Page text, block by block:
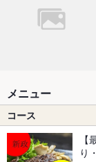
メニュー
コース
り